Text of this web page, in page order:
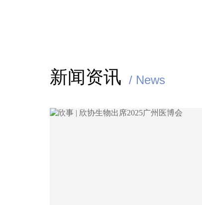
新闻资讯 / News